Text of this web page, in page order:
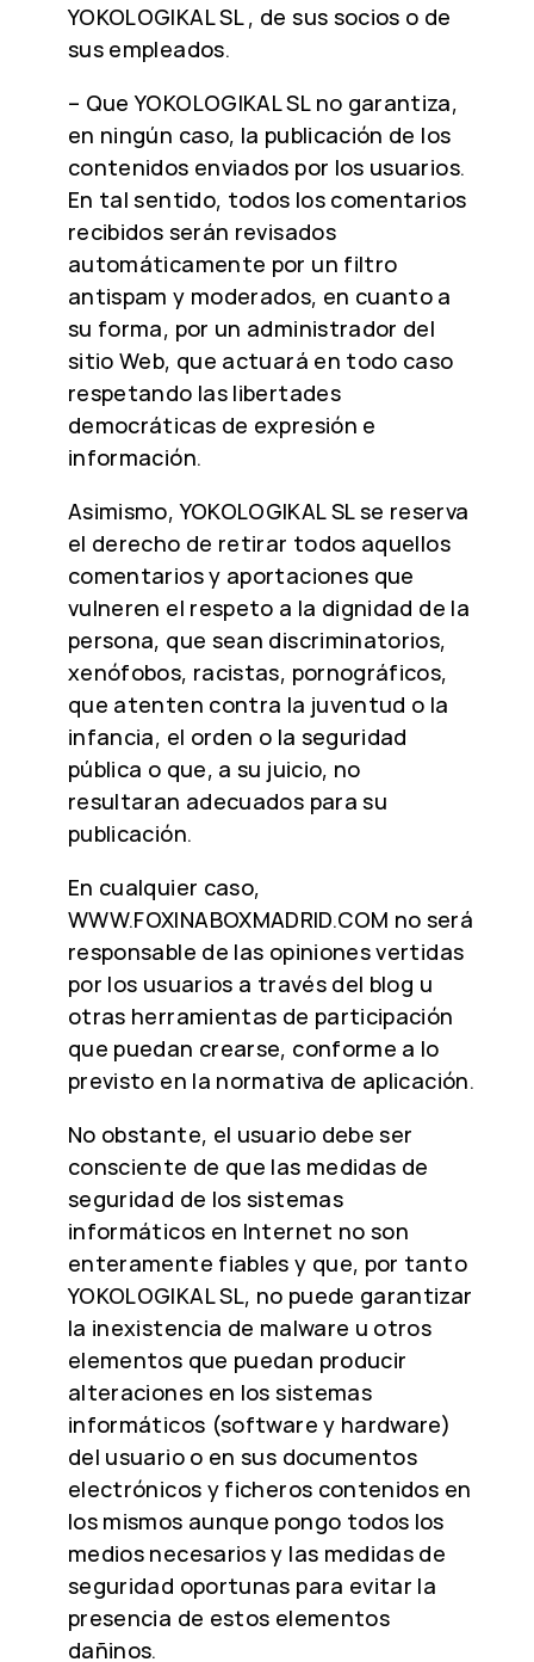
YOKOLOGIKAL SL , de sus socios o de
sus empleados.
– Que YOKOLOGIKAL SL no garantiza,
en ningún caso, la publicación de los
contenidos enviados por los usuarios.
En tal sentido, todos los comentarios
recibidos serán revisados
automáticamente por un filtro
antispam y moderados, en cuanto a
su forma, por un administrador del
sitio Web, que actuará en todo caso
respetando las libertades
democráticas de expresión e
información.
Asimismo, YOKOLOGIKAL SL se reserva
el derecho de retirar todos aquellos
comentarios y aportaciones que
vulneren el respeto a la dignidad de la
persona, que sean discriminatorios,
xenófobos, racistas, pornográficos,
que atenten contra la juventud o la
infancia, el orden o la seguridad
pública o que, a su juicio, no
resultaran adecuados para su
publicación.
En cualquier caso,
WWW.FOXINABOXMADRID.COM no será
responsable de las opiniones vertidas
por los usuarios a través del blog u
otras herramientas de participación
que puedan crearse, conforme a lo
previsto en la normativa de aplicación.
No obstante, el usuario debe ser
consciente de que las medidas de
seguridad de los sistemas
informáticos en Internet no son
enteramente fiables y que, por tanto
YOKOLOGIKAL SL, no puede garantizar
la inexistencia de malware u otros
elementos que puedan producir
alteraciones en los sistemas
informáticos (software y hardware)
del usuario o en sus documentos
electrónicos y ficheros contenidos en
los mismos aunque pongo todos los
medios necesarios y las medidas de
seguridad oportunas para evitar la
presencia de estos elementos
dañinos.